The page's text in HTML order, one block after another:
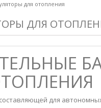
для отопления
ДЛЯ
для